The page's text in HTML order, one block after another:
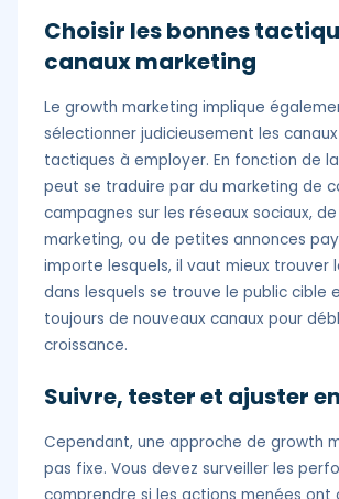
Choisir les bonnes
canaux marketing
Le growth marketing implique
sélectionner judicieusement les
tactiques à employer. En fonction de
peut se traduire par du marketing de
campagnes sur les réseaux sociaux, de
marketing, ou de petites annonces
importe lesquels, il vaut mieux trouver
dans lesquels se trouve le public cible
toujours de nouveaux canaux pour
croissance.
Suivre, tester et ajuster
Cependant, une approche de growth
pas fixe. Vous devez surveiller les